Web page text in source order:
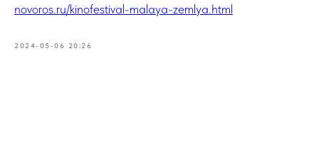
novoros.ru/kinofestival-malaya-zemlya.html
2024-05-06 20:26